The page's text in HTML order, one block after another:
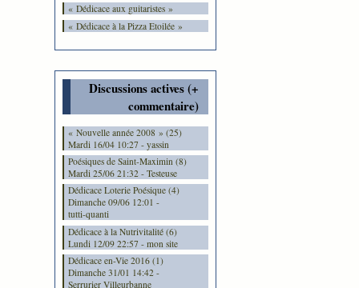
« Dédicace aux guitaristes »
« Dédicace à la Pizza Etoilée »
Discussions actives (+
commentaire)
« Nouvelle année 2008 » (25)
Mardi 16/04 10:27 - yassin
Poésiques de Saint-Maximin (8)
Mardi 25/06 21:32 - Testeuse
Dédicace Loterie Poésique (4)
Dimanche 09/06 12:01 -
tutti-quanti
Dédicace à la Nutrivitalité (6)
Lundi 12/09 22:57 - mon site
Dédicace en-Vie 2016 (1)
Dimanche 31/01 14:42 -
Serrurier Villeurbanne